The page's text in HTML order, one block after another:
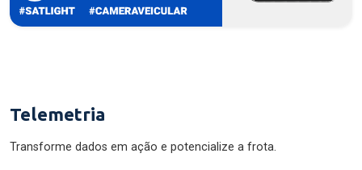
Telemetria
Transforme dados em ação e potencialize a frota.